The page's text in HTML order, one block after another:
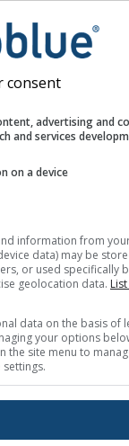
consent
advertising and
and services
on a device
information from
data) may be
or used specifically
geolocation data.
data on the basis of
your options
the site menu to